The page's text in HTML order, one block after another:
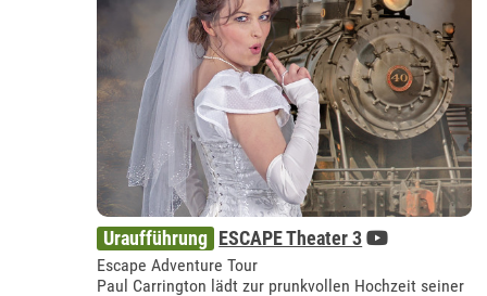
Uraufführung ESCAPE Theater 3
Escape Adventure Tour
Paul Carrington lädt zur prunkvollen Hochzeit seiner